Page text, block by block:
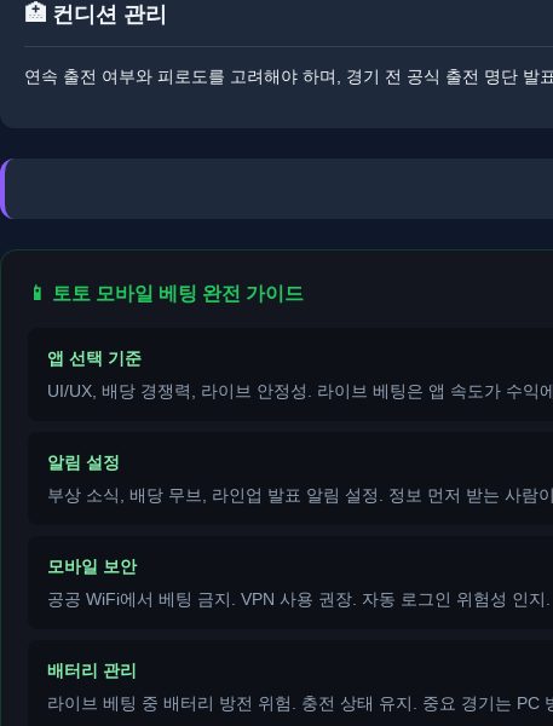
🏥 컨디션 관리
연속 출전 여부와 피로도를 고려해야 하며, 경기 전 공식 출전 명단
📱 토토 모바일 베팅 완전 가이드
앱 선택 기준
UI/UX, 배당 경쟁력, 라이브 안정성. 라이브 베팅은 앱 속도가 수익
알림 설정
부상 소식, 배당 무브, 라인업 발표 알림 설정. 정보 먼저 받는 사람
모바일 보안
공공 WiFi에서 베팅 금지. VPN 사용 권장. 자동 로그인 위험성 인지.
배터리 관리
라이브 베팅 중 배터리 방전 위험. 충전 상태 유지. 중요 경기는 PC